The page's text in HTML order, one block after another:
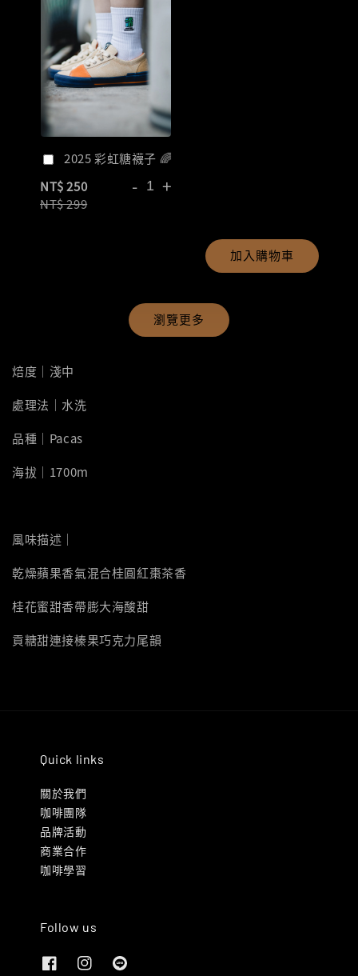
2025 彩虹糖襪子 🌈
NT$ 250
NT$ 299
- +
加入購物車
瀏覽更多
焙度｜淺中
處理法｜水洗
品種｜Pacas
海拔｜1700m
風味描述｜
乾燥蘋果香氣混合桂圓紅棗茶香
桂花蜜甜香帶膨大海酸甜
貢糖甜連接榛果巧克力尾韻
Quick links
關於我們
咖啡團隊
品牌活動
商業合作
咖啡學習
Follow us